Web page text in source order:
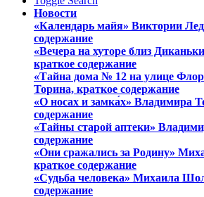
Новости
«Календарь майя» Виктории
содержание
«Вечера на хуторе близ
краткое содержание
«Тайна дома № 12 на улице
Торина, краткое содержание
«О носах и замка́х» Владимира
содержание
«Тайны старой аптеки»
содержание
«Они сражались за Родину»
краткое содержание
«Судьба человека» Михаила
содержание